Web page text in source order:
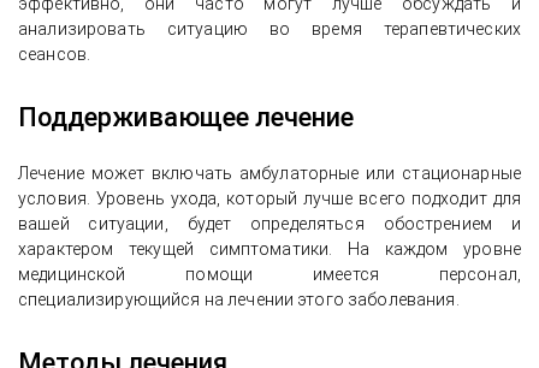
анализировать ситуацию во время терапевтических
сеансов.
Поддерживающее лечение
Лечение может включать амбулаторные или стационарные
условия. Уровень ухода, который лучше всего подходит для
вашей ситуации, будет определяться обострением и
характером текущей симптоматики. На каждом уровне
медицинской помощи имеется персонал,
специализирующийся на лечении этого заболевания.